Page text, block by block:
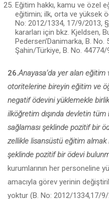
Eğitim hakkı, kamu ve özel
eğiti­min; ilk, orta ve yüksek
No: 2012/1334, 17/9/2013,
kararları için bkz. Kjeldsen,
Pedersen’Danimarka, B.
Şa­hin/Türkiye, B. No.
26.Anayasa’da yer alan eğitim
otoritelerine bireyin eğitim ve
negatif ödevini yüklemekle
ilköğretim dışında devletin
sağlaması şeklinde pozitif bir
zellikle lisansüstü eğitim
şeklinde pozitif bir ödevi
kurumlarının her personeline
amacıyla görev yerinin
yoktur (B. No: 2012/1334,17/